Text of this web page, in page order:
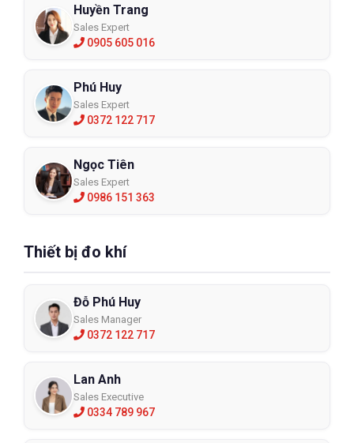
Huyền Trang
Sales Expert
0905 605 016
Phú Huy
Sales Expert
0372 122 717
Ngọc Tiên
Sales Expert
0986 151 363
Thiết bị đo khí
Đỗ Phú Huy
Sales Manager
0372 122 717
Lan Anh
Sales Executive
0334 789 967